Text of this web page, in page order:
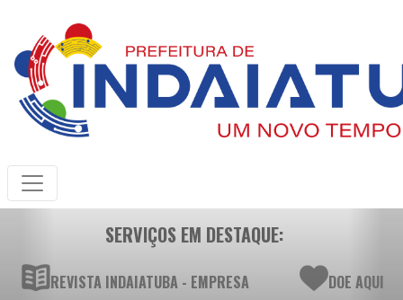
SERVIÇOS EM DESTAQUE:
REVISTA INDAIATUBA - EMPRESA DOE AQUI